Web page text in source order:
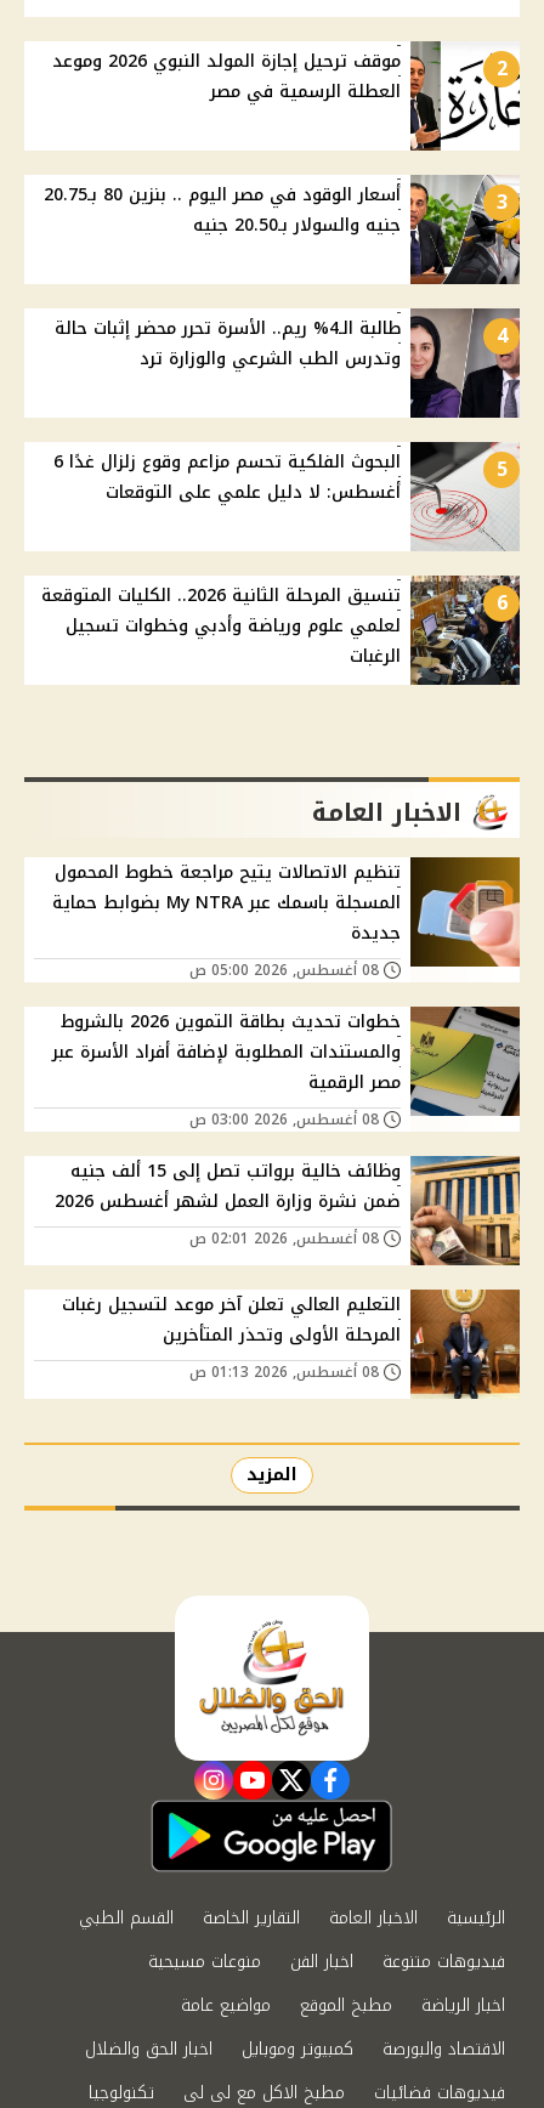
2
موقف ترحيل إجازة المولد النبوي 2026 وموعد
العطلة الرسمية في مصر
3
أسعار الوقود في مصر اليوم .. بنزين 80 بـ20.75
جنيه والسولار بـ20.50 جنيه
4
طالبة الـ4% ريم.. الأسرة تحرر محضر إثبات حالة
وتدرس الطب الشرعي والوزارة ترد
5
البحوث الفلكية تحسم مزاعم وقوع زلزال غدًا 6
أغسطس: لا دليل علمي على التوقعات
6
تنسيق المرحلة الثانية 2026.. الكليات المتوقعة
لعلمي علوم ورياضة وأدبي وخطوات تسجيل
الرغبات
الاخبار العامة
تنظيم الاتصالات يتيح مراجعة خطوط المحمول
المسجلة باسمك عبر My NTRA بضوابط حماية
جديدة
خطوات تحديث بطاقة التموين 2026 بالشروط
والمستندات المطلوبة لإضافة أفراد الأسرة عبر
مصر الرقمية
وظائف خالية برواتب تصل إلى 15 ألف جنيه
ضمن نشرة وزارة العمل لشهر أغسطس 2026
التعليم العالي تعلن آخر موعد لتسجيل رغبات
المرحلة الأولى وتحذر المتأخرين
المزيد
facebook
twitter
youtube
instagram
الرئيسية الاخبار العامة التقارير الخاصة
القسم الطبي
فيديوهات متنوعة
اخبار الفن
منوعات مسيحية
اخبار الرياضة
مطبخ الموقع
مواضيع عامة
الاقتصاد والبورصة
كمبيوتر وموبايل
اخبار الحق والضلال
فيديوهات فضائيات
مطبخ الاكل مع لى لى تكنولوجيا